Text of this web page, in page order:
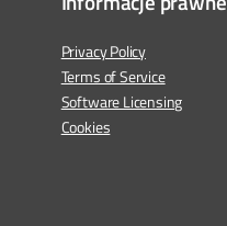
Privacy Policy
Terms of Service
Software Licensing
Cookies